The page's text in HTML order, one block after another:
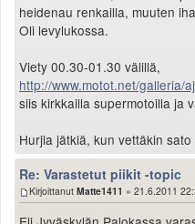
heidenau renkailla, muuten
Oli levylukossa.
Viety 00.30-01.30 välillä,
http://www.motot.net/galleria/
siis kirkkailla supermotoilla ja
Hurjia jätkiä, kun vettäkin
Re: Varastetut piikit -topic
Kirjoittanut Matte1411 » 21.6.2011